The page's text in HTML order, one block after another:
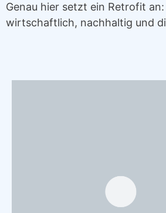
Genau hier setzt ein Retrofit
wirtschaftlich, nachhaltig und